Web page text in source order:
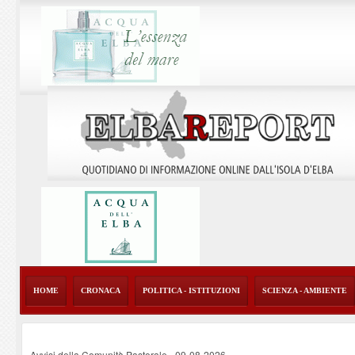
HOME CRONACA POLITICA - ISTITUZIONI SCIENZA - AMBIENTE